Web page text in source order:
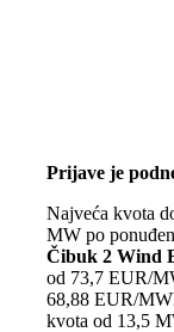
Prijave je
Najveća kvota
MW po
Čibuk 2 Wind
od 73,7 EUR/
68,88 EUR/
kvota od 13,5